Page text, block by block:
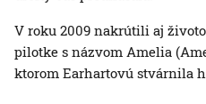
V roku 2009 nakrútili aj
pilotke s názvom Amelia
ktorom Earhartovú stvárnila